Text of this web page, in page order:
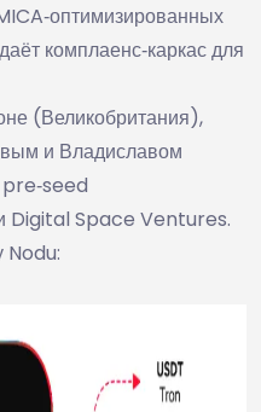
комплаенс‑каркас для
(Великобритания),
и Владиславом
Digital Space Ventures.
Nodu: